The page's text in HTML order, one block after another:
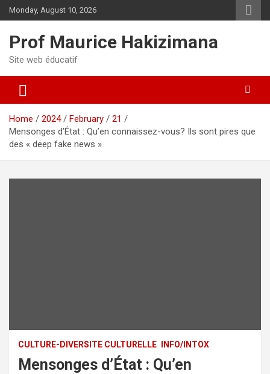
Skip
to
Monday, August 10, 2026
Prof Maurice Hakizimana
Site web éducatif
Home 2024 February
21
Mensonges d’État : Qu’en connaissez-vous? Ils sont pires que
des « deep fake news »
CULTURE-DIVERSITE CULTURELLE INFO/INTOX
Mensonges d’État : Qu’en